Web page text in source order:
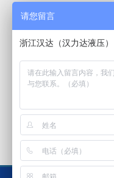
请您留言
浙江汉达（汉力达液压）